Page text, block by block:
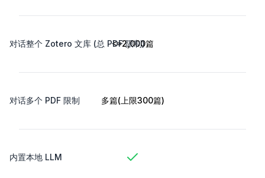
对话整个 Zotero 文库 (总 PDF 限制)
<=2,000篇
对话多个 PDF 限制 多篇(上限300篇)
内置本地 LLM